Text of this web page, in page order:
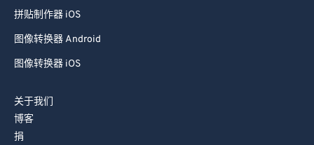
拼贴制作器 iOS
图像转换器 Android
图像转换器 iOS
关于我们
博客
捐